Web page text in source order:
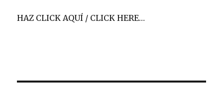
HAZ CLICK AQUÍ / CLICK HERE…